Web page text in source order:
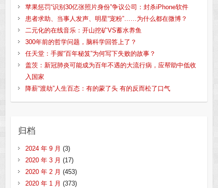
苹果惩罚“识别30亿张照片身份”争议公司：封杀iPhone软件
患者求助、当事人发声、明星“宠粉”……为什么都在微博？
二元化的在线音乐：开山挖矿VS蓄水养鱼
300年前的哲学问题，脑科学回答上了？
任天堂：手握“百年秘笈”为何写下失败的故事？
盖茨：新冠肺炎可能成为百年不遇的大流行病，应帮助中低收
入国家
降薪“渡劫”人生百态：有的蒙了头 有的反而松了口气
归档
2024 年 9 月 (3)
2020 年 3 月 (17)
2020 年 2 月 (453)
2020 年 1 月 (373)